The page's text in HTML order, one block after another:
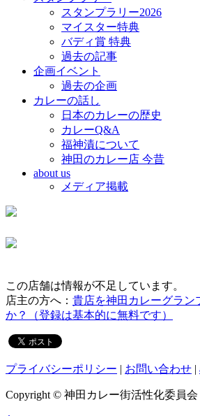
スタンプラリー2026
マイスター特典
バディ賞 特典
過去の記事
企画イベント
過去の企画
カレーの話し
日本のカレーの歴史
カレーQ&A
福神漬について
神田のカレー店 今昔
about us
メディア掲載
この店舗は情報が不足しています。
店主の方へ： 貴店を神田カレーグラン
か？（登録は基本的に無料です）
プライバシーポリシー | お問い合わせ |
Copyright © 神田カレー街活性化委員会